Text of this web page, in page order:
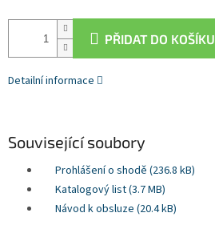
PŘIDAT DO KOŠÍKU
Detailní informace
Související soubory
Prohlášení o shodě (236.8 kB)
Katalogový list (3.7 MB)
Návod k obsluze (20.4 kB)